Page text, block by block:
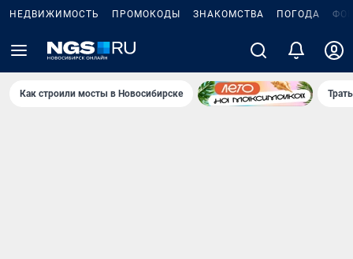
НЕДВИЖИМОСТЬ ПРОМОКОДЫ ЗНАКОМСТВА ПОГОДА
Как строили мосты в Новосибирске